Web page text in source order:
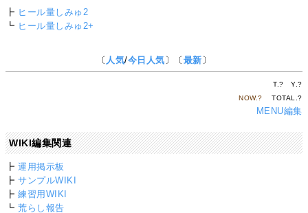
┣ ヒール量しみゅ2
┗ ヒール量しみゅ2+
〔 人気/今日人気〕〔最新〕
T.? Y.?
NOW.? TOTAL.?
MENU編集
WIKI編集関連
┣運用掲示板
┣サンプルWIKI
┣練習用WIKI
┗荒らし報告